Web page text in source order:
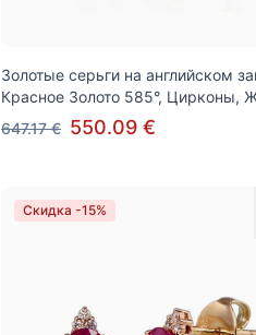
Золотые серьги на английском
Красное Золото 585°, Цирконы,
647.17 € 550.09 €
Скидка -15%